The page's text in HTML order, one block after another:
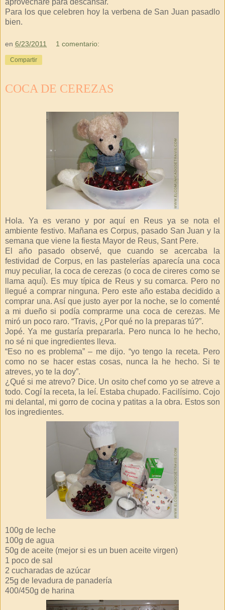
aprovecharé para descansar.
Para los que celebren hoy la verbena de San Juan pasadlo
bien.
en 6/23/2011 1 comentario:
Compartir
COCA DE CEREZAS
Hola. Ya es verano y por aquí en Reus ya se nota el
ambiente festivo. Mañana es Corpus, pasado San Juan y la
semana que viene la fiesta Mayor de Reus, Sant Pere.
El año pasado observé, que cuando se acercaba la
festividad de Corpus, en las pastelerías aparecía una coca
muy peculiar, la coca de cerezas (o coca de cireres como se
llama aquí). Es muy típica de Reus y su comarca. Pero no
llegué a comprar ninguna. Pero este año estaba decidido a
comprar una. Así que justo ayer por la noche, se lo comenté
a mi dueño si podía comprarme una coca de cerezas. Me
miró un poco raro. “Travis, ¿Por qué no la preparas tú?”.
Jopé. Ya me gustaría prepararla. Pero nunca lo he hecho,
no sé ni que ingredientes lleva.
“Eso no es problema” – me dijo. “yo tengo la receta. Pero
como no se hacer estas cosas, nunca la he hecho. Si te
atreves, yo te la doy”.
¿Qué si me atrevo? Dice. Un osito chef como yo se atreve a
todo. Cogí la receta, la leí. Estaba chupado. Facilísimo. Cojo
mi delantal, mi gorro de cocina y patitas a la obra. Estos son
los ingredientes.
100g de leche
100g de agua
50g de aceite (mejor si es un buen aceite virgen)
1 poco de sal
2 cucharadas de azúcar
25g de levadura de panadería
400/450g de harina